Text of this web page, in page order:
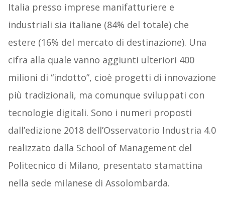
Italia presso imprese manifatturiere e
industriali sia italiane (84% del totale) che
estere (16% del mercato di destinazione). Una
cifra alla quale vanno aggiunti ulteriori 400
milioni di “indotto”, cioè progetti di innovazione
più tradizionali, ma comunque sviluppati con
tecnologie digitali. Sono i numeri proposti
dall’edizione 2018 dell’Osservatorio Industria 4.0
realizzato dalla School of Management del
Politecnico di Milano, presentato stamattina
nella sede milanese di Assolombarda.